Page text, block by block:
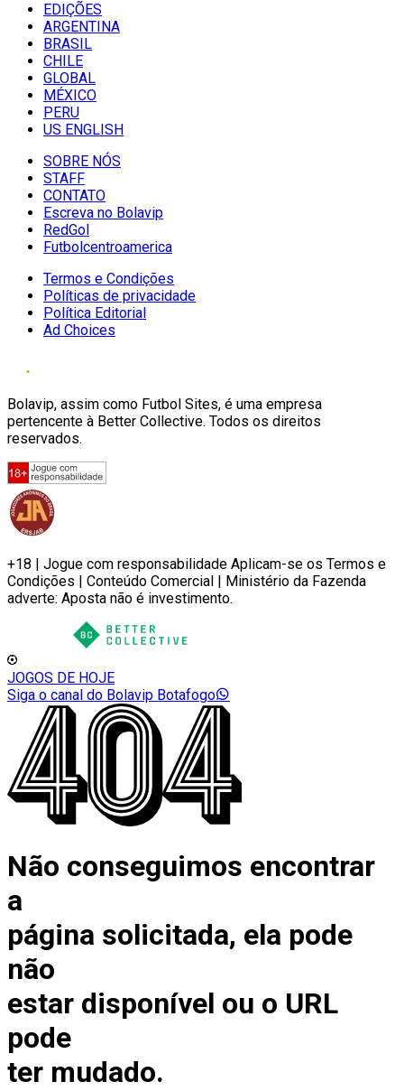
EDIÇÕES
ARGENTINA
BRASIL
CHILE
GLOBAL
MÉXICO
PERU
US ENGLISH
SOBRE NÓS
STAFF
CONTATO
Escreva no Bolavip
RedGol
Futbolcentroamerica
Termos e Condições
Políticas de privacidade
Política Editorial
Ad Choices
Bolavip, assim como Futbol Sites, é uma empresa
pertencente à Better Collective. Todos os direitos
reservados.
+18 | Jogue com responsabilidade Aplicam-se os Termos e
Condições | Conteúdo Comercial | Ministério da Fazenda
adverte: Aposta não é investimento.
JOGOS DE HOJE
Siga o canal do Bolavip Botafogo
Não conseguimos encontrar
a
página solicitada, ela pode
não
estar disponível ou o URL
pode
ter mudado.